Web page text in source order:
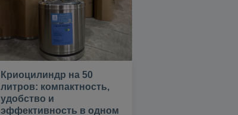
Криоцилиндр на 50
литров: компактность,
удобство и
эффективность в одном